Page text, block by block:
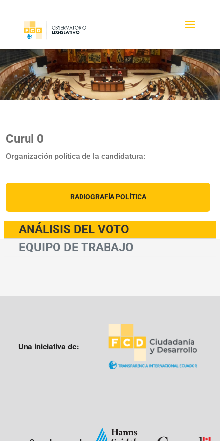
Curul 0
Organización política de la candidatura:
RADIOGRAFÍA POLÍTICA
ANÁLISIS DEL VOTO
EQUIPO DE TRABAJO
Una iniciativa de: